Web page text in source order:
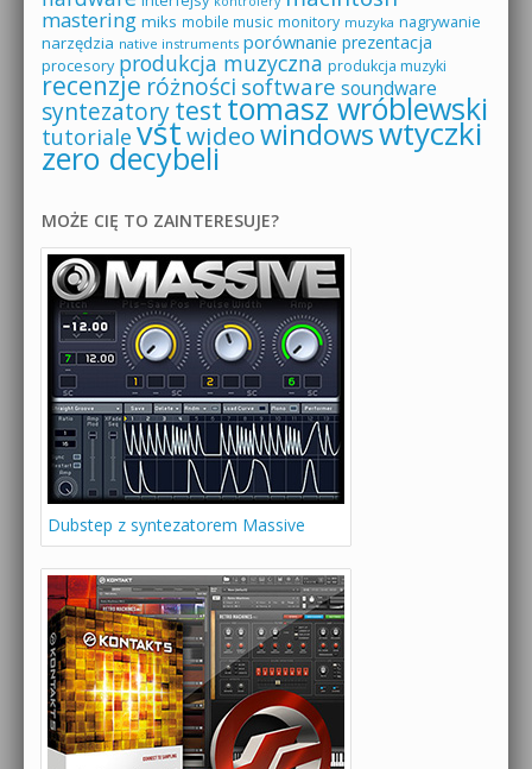
mastering miks mobile music monitory muzyka nagrywanie
narzędzia native instruments porównanie prezentacja
procesory produkcja muzyczna produkcja muzyki
recenzje różności software soundware
syntezatorytesttomasz wróblewski
tutoriale vstwideowindowswtyczki
zero decybeli
MOŻE CIĘ TO ZAINTERESUJE?
Dubstep z syntezatorem Massive